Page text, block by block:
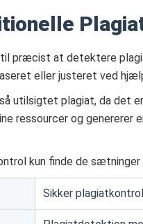
præcist at detektere
eller justeret ved
utilsigtet plagiat, da det
ressourcer og
kun finde de
Sikker